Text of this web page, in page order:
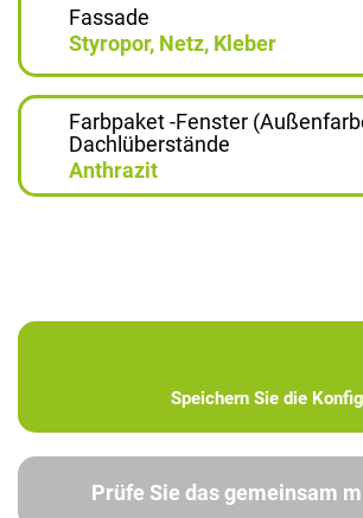
Fassade
Styropor, Netz, Kleber
Farbpaket -Fenster
Dachlüberstände
Anthrazit
Speichern Sie die
Prüfe Sie das gemeinsam